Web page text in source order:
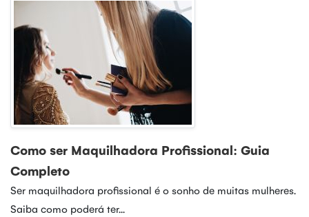
Como ser Maquilhadora Profissional: Guia
Completo
Ser maquilhadora profissional é o sonho de muitas mulheres.
Saiba como poderá ter...